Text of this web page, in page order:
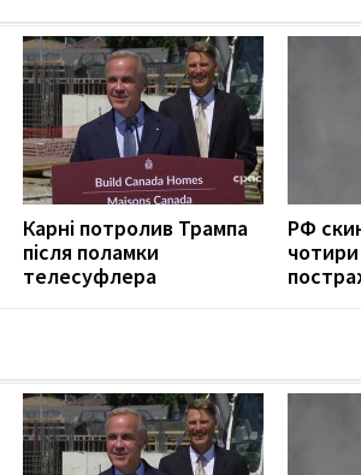
Карні потролив Трампа
після поламки
телесуфлера
РФ